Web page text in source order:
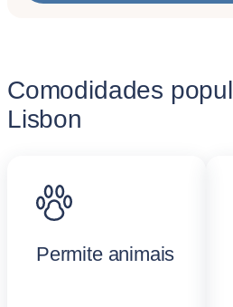
Comodidades
Lisbon
Permite animais